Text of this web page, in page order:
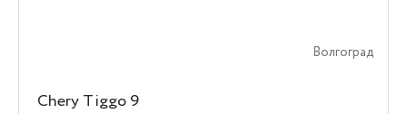
Волгоград
Chery Tiggo 9